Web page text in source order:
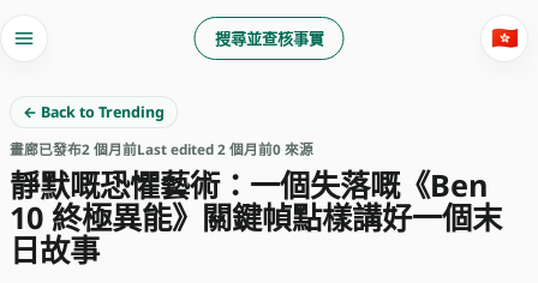
搜尋並查核事實 🇭🇰
← Back to Trending
畫廊已發布2 個月前Last edited 2 個月前0 來源
靜默嘅恐懼藝術：一個失落嘅《Ben
10 終極異能》關鍵幀點樣講好一個末
日故事